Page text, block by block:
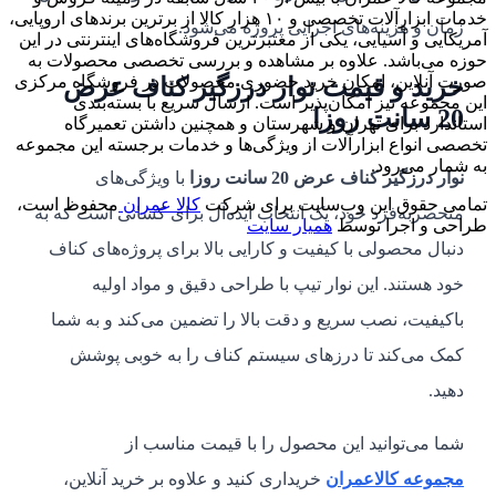
زمان و هزینه‌های اجرایی پروژه می‌شود.
خرید و قیمت نوار درزگیر کناف عرض
20 سانت روزا
نوار درزگیر کناف عرض 20 سانت روزا
با ویژگی‌های
منحصربه‌فرد خود، یک انتخاب ایده‌آل برای کسانی است که به
دنبال محصولی با کیفیت و کارایی بالا برای پروژه‌های کناف
خود هستند. این نوار تیپ با طراحی دقیق و مواد اولیه
باکیفیت، نصب سریع و دقت بالا را تضمین می‌کند و به شما
کمک می‌کند تا درزهای سیستم کناف را به خوبی پوشش
دهید.
شما می‌توانید این محصول را با قیمت مناسب از
مجموعه کالاعمران خریداری کنید و علاوه بر خرید آنلاین،
خدمات ابزارآلات تخصصی و ۱۰ هزار کالا از برترین برندهای اروپایی،
آمریکایی و آسیایی، یکی از معتبرترین فروشگاه‌های اینترنتی در این
حوزه می‌باشد. علاوه بر مشاهده و بررسی تخصصی محصولات به
صورت آنلاین، امکان خرید حضوری محصولات در فروشگاه مرکزی
این مجموعه نیز امکان‌پذیر است. ارسال سریع با بسته‌بندی
استاندارد برای تهران و شهرستان و همچنین داشتن تعمیرگاه
تخصصی انواع ابزارآلات از ویژگی‌ها و خدمات برجسته این مجموعه
به شمار می‌رود.
تمامی حقوق این وب‌سایت برای شرکت کالا عمران محفوظ است،
طراحی و اجرا توسطهمیار سایت